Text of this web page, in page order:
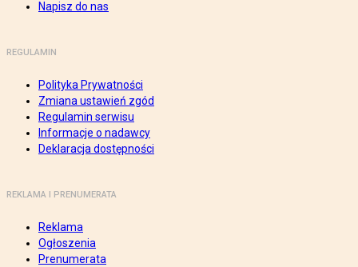
Napisz do nas
REGULAMIN
Polityka Prywatności
Zmiana ustawień zgód
Regulamin serwisu
Informacje o nadawcy
Deklaracja dostępności
REKLAMA I PRENUMERATA
Reklama
Ogłoszenia
Prenumerata